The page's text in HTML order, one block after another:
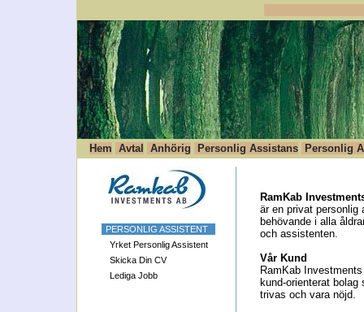
Hem Avtal Anhörig Personlig Assistans Personlig
PERSONLIG ASSISTENT
Yrket Personlig Assistent
Skicka Din CV
Lediga Jobb
RamKab
är en privat personlig
behövande i alla
och assistenten.
Vår Kund
RamKab
kund-orienterat
trivas och vara nöjd.